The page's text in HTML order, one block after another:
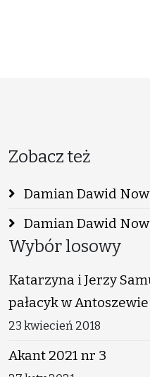
Zobacz też
Damian Dawid
Damian Dawid
Wybór losowy
Katarzyna i Jerzy
pałacyk w Antoszewie
23 kwiecień 2018
Akant 2021 nr 3